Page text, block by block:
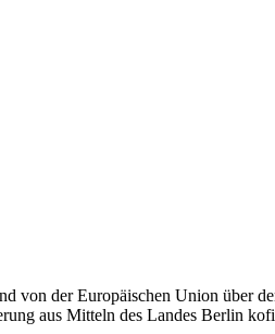
von der Europäischen Union über
aus Mitteln des Landes Berlin